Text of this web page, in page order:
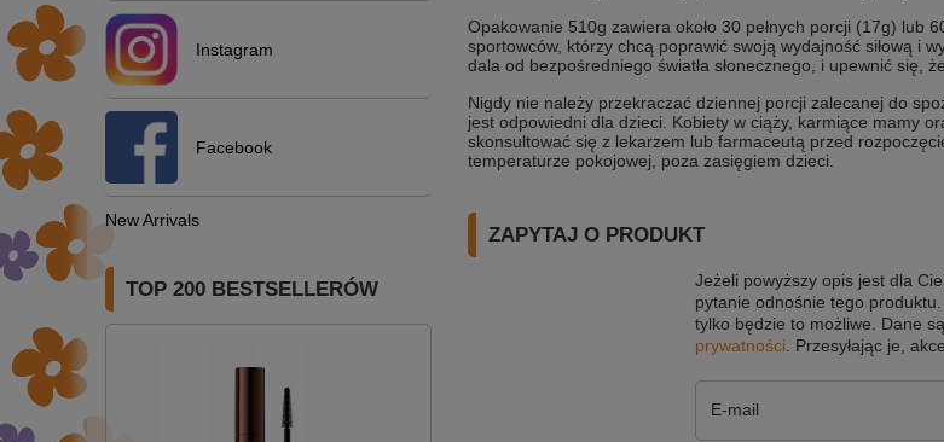
Instagram
Facebook
New Arrivals
TOP 200 BESTSELLERÓW
Opakowanie 510g zawiera około 30 pełnych porcji (17g) lub
sportowców, którzy chcą poprawić swoją wydajność siłową i
dala od bezpośredniego światła słonecznego, i upewnić się,
Nigdy nie należy przekraczać dziennej porcji zalecanej do
jest odpowiedni dla dzieci. Kobiety w ciąży, karmiące mamy
skonsultować się z lekarzem lub farmaceutą przed
temperaturze pokojowej, poza zasięgiem dzieci.
ZAPYTAJ O PRODUKT
Jeżeli powyższy opis jest dla
pytanie odnośnie tego
tylko będzie to możliwe. Dane
prywatności . Przesyłając je,
E-mail